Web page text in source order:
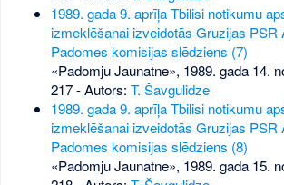
1989. gada 9. aprīļa Tbilisi notikumu
izmeklēšanai izveidotās Gruzijas PSR
Padomes komisijas slēdziens (7)
«Padomju Jaunatne», 1989. gada 14.
217- Autors: T. Šavgulidze
1989. gada 9. aprīļa Tbilisi notikumu
izmeklēšanai izveidotās Gruzijas PSR
Padomes komisijas slēdziens (8)
«Padomju Jaunatne», 1989. gada 15.